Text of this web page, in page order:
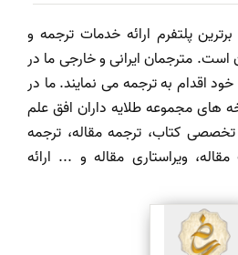
پلتفرم ارائه خدمات ترجمه و
است. مترجمان ایرانی و خارجی ما در
اقدام به ترجمه می نمایند. ما در
های مجموعه طلایه داران افق علم
کتاب، ترجمه مقاله، ترجمه
ویراستاری مقاله و ... ارائه